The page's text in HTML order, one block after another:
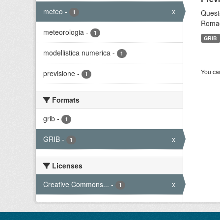
meteo - 1 x
meteorologia - 1
modellistica numerica - 1
previsione - 1
Formats
grib - 1
GRIB - 1 x
Licenses
Creative Commons... - 1 x
GRIB
You